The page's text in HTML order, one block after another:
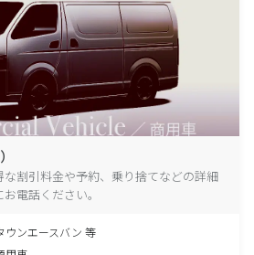
割引料金や予約、乗り捨てなどの詳細
電話ください。
ウンエースバン 等